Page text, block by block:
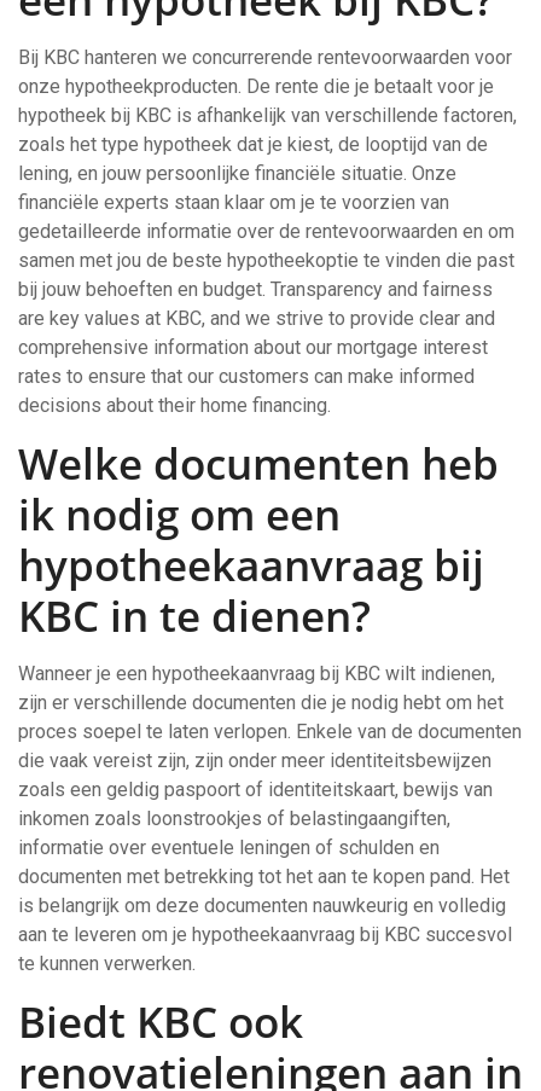
Bij KBC hanteren we concurrerende rentevoorwaarden voor
onze hypotheekproducten. De rente die je betaalt voor je
hypotheek bij KBC is afhankelijk van verschillende factoren,
zoals het type hypotheek dat je kiest, de looptijd van de
lening, en jouw persoonlijke financiële situatie. Onze
financiële experts staan klaar om je te voorzien van
gedetailleerde informatie over de rentevoorwaarden en om
samen met jou de beste hypotheekoptie te vinden die past
bij jouw behoeften en budget. Transparency and fairness
are key values at KBC, and we strive to provide clear and
comprehensive information about our mortgage interest
rates to ensure that our customers can make informed
decisions about their home financing.
Welke documenten heb
ik nodig om een
hypotheekaanvraag bij
KBC in te dienen?
Wanneer je een hypotheekaanvraag bij KBC wilt indienen,
zijn er verschillende documenten die je nodig hebt om het
proces soepel te laten verlopen. Enkele van de documenten
die vaak vereist zijn, zijn onder meer identiteitsbewijzen
zoals een geldig paspoort of identiteitskaart, bewijs van
inkomen zoals loonstrookjes of belastingaangiften,
informatie over eventuele leningen of schulden en
documenten met betrekking tot het aan te kopen pand. Het
is belangrijk om deze documenten nauwkeurig en volledig
aan te leveren om je hypotheekaanvraag bij KBC succesvol
te kunnen verwerken.
Biedt KBC ook
renovatieleningen aan in